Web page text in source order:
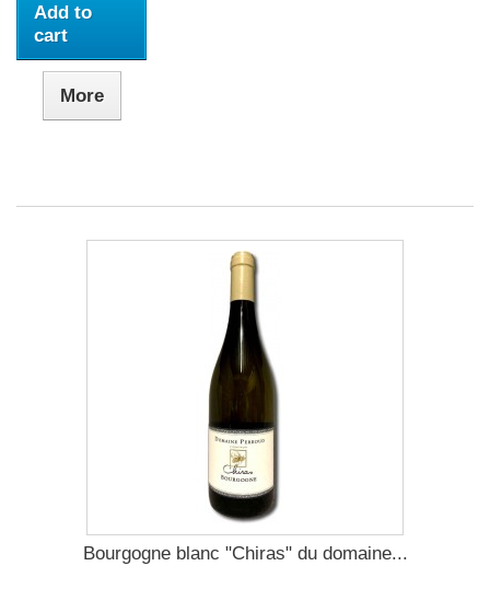
Add to
cart
More
Bourgogne blanc "Chiras" du domaine...